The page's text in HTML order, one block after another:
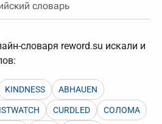
словарь
словаря reword.su искали и
KINDNESS ABHAUEN
CURDLED СОЛОМА